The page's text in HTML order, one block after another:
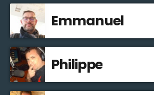
Emmanuel
Philippe